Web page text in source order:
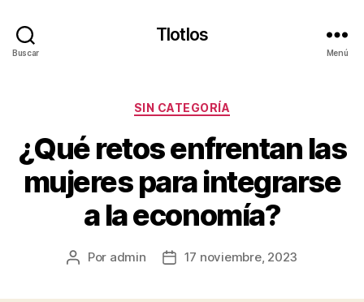
Buscar
Tlotlos
Menú
Categorías
SIN CATEGORÍA
¿Qué retos enfrentan las
mujeres para integrarse
a la economía?
Autor
Por admin
Fecha17 noviembre, 2023